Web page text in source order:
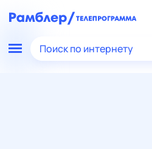
Поиск по интернету